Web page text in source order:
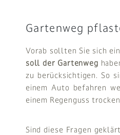
Gartenweg
Vorab sollten Sie sich
soll der Gartenweg
zu berücksichtigen. So
einem Auto befahren
einem Regenguss
Sind diese Fragen